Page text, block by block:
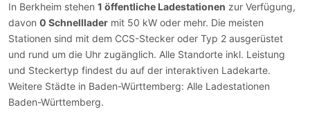
In Berkheim stehen 1 öffentliche Ladestationen zur Verfügung,
davon 0 Schnelllader mit 50 kW oder mehr. Die meisten
Stationen sind mit dem CCS-Stecker oder Typ 2 ausgerüstet
und rund um die Uhr zugänglich. Alle Standorte inkl. Leistung
und Steckertyp findest du auf der interaktiven Ladekarte.
Weitere Städte in Baden-Württemberg: Alle Ladestationen
Baden-Württemberg.